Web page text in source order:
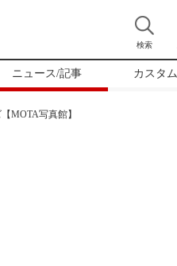
検索
ニュース/記事 カスタム
MOTA写真館】